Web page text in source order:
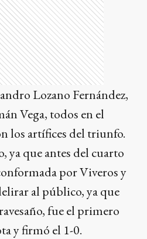
Lozano Fernández,
Vega, todos en el
los artífices del triunfo.
ya que antes del cuarto
por Viveros y
al público, ya que
fue el primero
y firmó el 1-0.